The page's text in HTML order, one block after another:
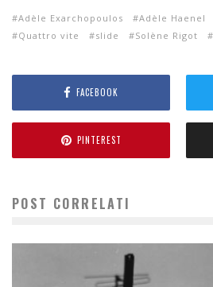
Adèle Exarchopoulos Adèle Haenel
Quattro vite
slide Solène Rigot
FACEBOOK
PINTEREST
POST CORRELATI